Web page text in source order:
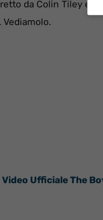
da Colin Tiley e
Vediamolo.
Video Ufficiale The